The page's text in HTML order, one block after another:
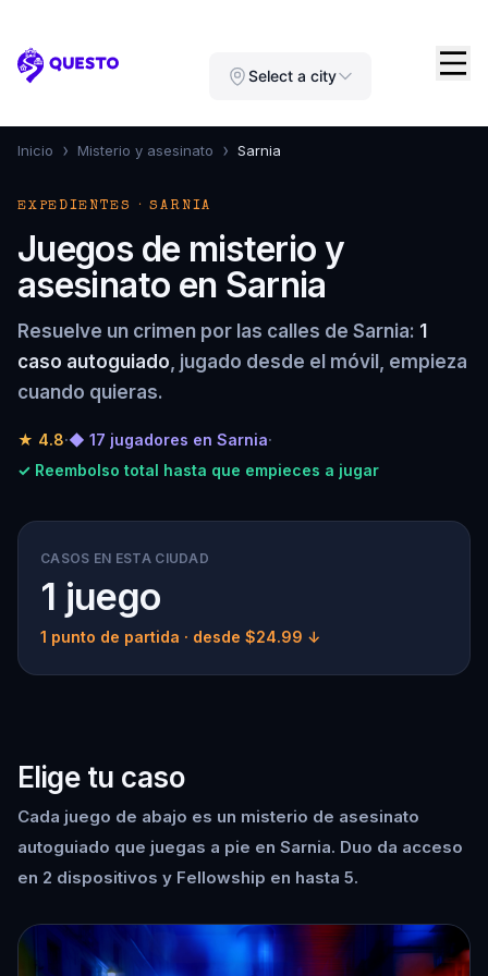
Questo Select a city
Inicio › Misterio y asesinato › Sarnia
EXPEDIENTES · SARNIA
Juegos de misterio y
asesinato en Sarnia
Resuelve un crimen por las calles de Sarnia: 1
caso autoguiado, jugado desde el móvil, empieza
cuando quieras.
★ 4.8·◆ 17 jugadores en Sarnia·
✓ Reembolso total hasta que empieces a jugar
CASOS EN ESTA CIUDAD
1 juego
1 punto de partida · desde $24.99 ↓
Elige tu caso
Cada juego de abajo es un misterio de asesinato
autoguiado que juegas a pie en Sarnia. Duo da acceso
en 2 dispositivos y Fellowship en hasta 5.